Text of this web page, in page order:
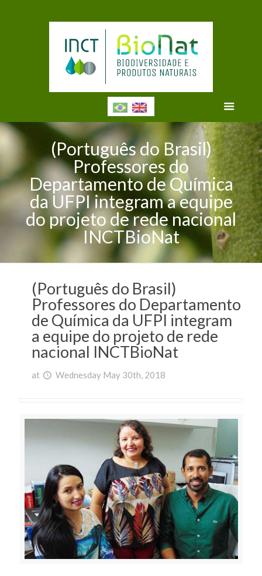
(Português do Brasil)
Professores do
Departamento de Química
da UFPI integram a equipe
do projeto de rede nacional
INCTBioNat
(Português do Brasil)
Professores do Departamento
de Química da UFPI integram
a equipe do projeto de rede
nacional INCTBioNat
at Wednesday May 30th, 2018